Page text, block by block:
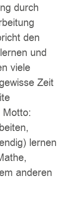
durch
den
und
viele
Zeit
lernen
anderen